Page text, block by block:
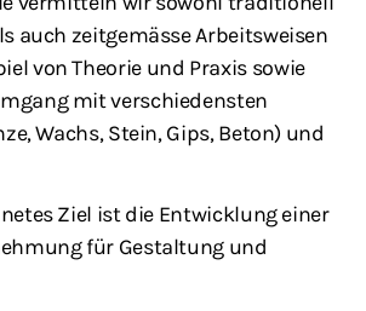
auch zeitgemässe Arbeitsweisen
von Theorie und Praxis sowie
mit verschiedensten
Wachs, Stein, Gips, Beton) und
Ziel ist die Entwicklung einer
für Gestaltung und